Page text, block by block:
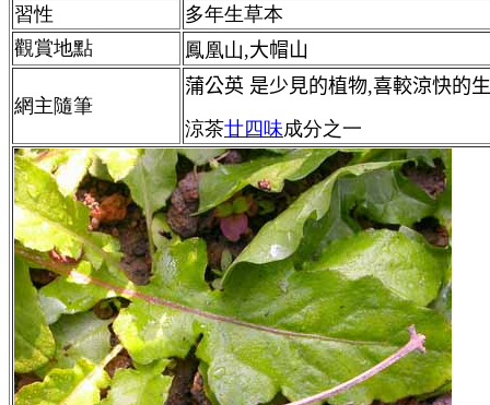
習性
多年生草本
觀賞地點
鳳凰山,大帽山
網主隨筆
蒲公英 是少見的植物,喜較涼快的
涼茶廿四味成分之一